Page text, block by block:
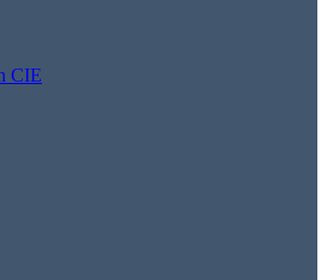
CIE